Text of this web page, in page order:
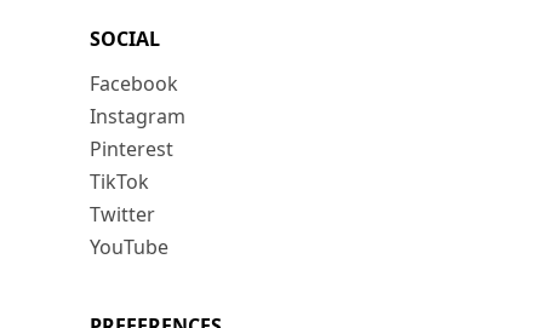
SOCIAL
Facebook
Instagram
Pinterest
TikTok
Twitter
YouTube